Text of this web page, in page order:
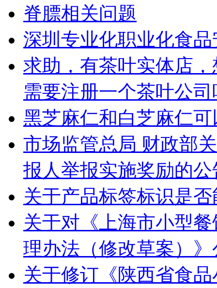
脊膘相关问题
深圳专业化职业化食
求助，有茶叶实体店
需要注册一个茶叶公司
黑芝麻仁和白芝麻仁
市场监管总局 财政部
报人举报实施奖励的公
关于产品标签标识是
关于对《上海市小型
理办法（修改草案）
关于修订《陕西省食